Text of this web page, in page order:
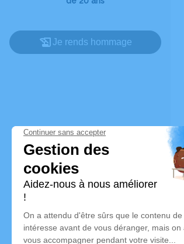
Je rends hommage